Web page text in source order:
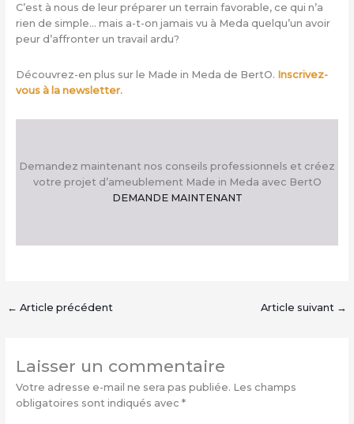
C’est à nous de leur préparer un terrain favorable, ce qui n’a
rien de simple… mais a-t-on jamais vu à Meda quelqu’un avoir
peur d’affronter un travail ardu?
Découvrez-en plus sur le Made in Meda de BertO. Inscrivez-
vous à la newsletter.
Demandez maintenant nos conseils professionnels et créez
votre projet d’ameublement Made in Meda avec BertO
DEMANDE MAINTENANT
← Article précédent Article suivant →
Laisser un commentaire
Votre adresse e-mail ne sera pas publiée. Les champs
obligatoires sont indiqués avec *